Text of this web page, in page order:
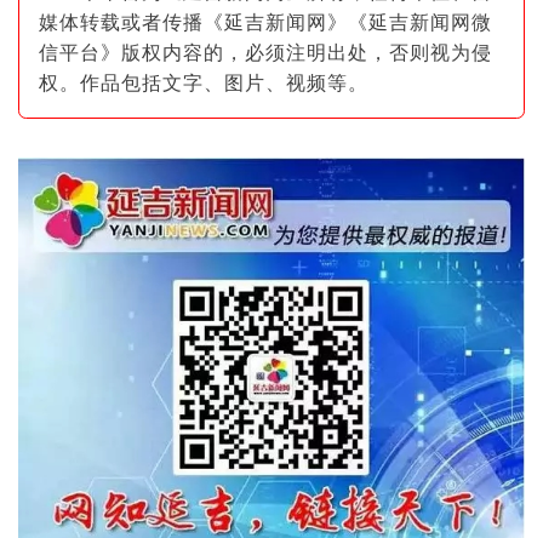
媒体转载或者传播《延吉新闻网》《延吉新闻网微
信平台》版权内容的，必须注明出处，否则视为侵
权。作品包括文字、图片 、视频等。